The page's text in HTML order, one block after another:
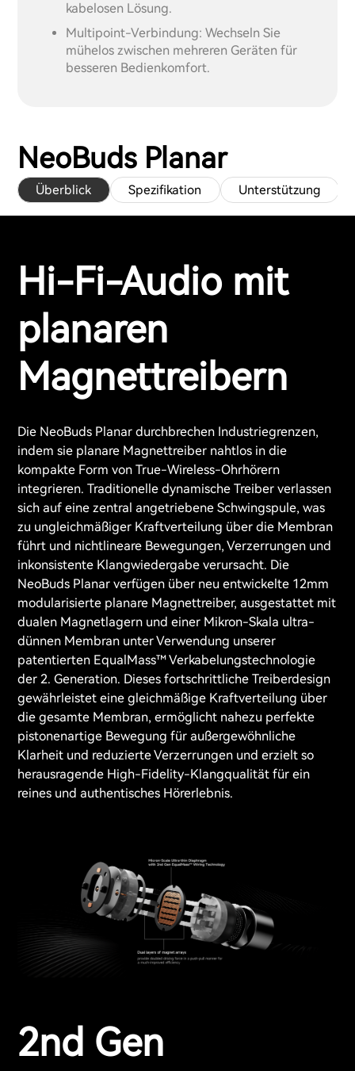
kabelosen Lösung.
Multipoint-Verbindung: Wechseln Sie
mühelos zwischen mehreren Geräten für
besseren Bedienkomfort.
NeoBuds Planar
Überblick Spezifikation Unterstützung
Hi-Fi-Audio mit
planaren
Magnettreibern
Die NeoBuds Planar durchbrechen Industriegrenzen,
indem sie planare Magnettreiber nahtlos in die
kompakte Form von True-Wireless-Ohrhörern
integrieren. Traditionelle dynamische Treiber verlassen
sich auf eine zentral angetriebene Schwingspule, was
zu ungleichmäßiger Kraftverteilung über die Membran
führt und nichtlineare Bewegungen, Verzerrungen und
inkonsistente Klangwiedergabe verursacht. Die
NeoBuds Planar verfügen über neu entwickelte 12mm
modularisierte planare Magnettreiber, ausgestattet mit
dualen Magnetlagern und einer Mikron-Skala ultra-
dünnen Membran unter Verwendung unserer
patentierten EqualMass™ Verkabelungstechnologie
der 2. Generation. Dieses fortschrittliche Treiberdesign
gewährleistet eine gleichmäßige Kraftverteilung über
die gesamte Membran, ermöglicht nahezu perfekte
pistonenartige Bewegung für außergewöhnliche
Klarheit und reduzierte Verzerrungen und erzielt so
herausragende High-Fidelity-Klangqualität für ein
reines und authentisches Hörerlebnis.
2nd Gen